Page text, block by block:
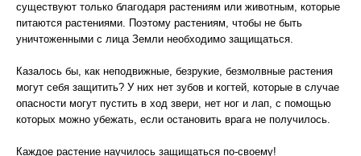
существуют только благодаря растениям или животным, которые
питаются растениями. Поэтому растениям, чтобы не быть
уничтоженными с лица Земли необходимо защищаться.
Казалось бы, как неподвижные, безрукие, безмолвные растения
могут себя защитить? У них нет зубов и когтей, которые в случае
опасности могут пустить в ход звери, нет ног и лап, с помощью
которых можно убежать, если остановить врага не получилось.
Каждое растение научилось защищаться по-своему!